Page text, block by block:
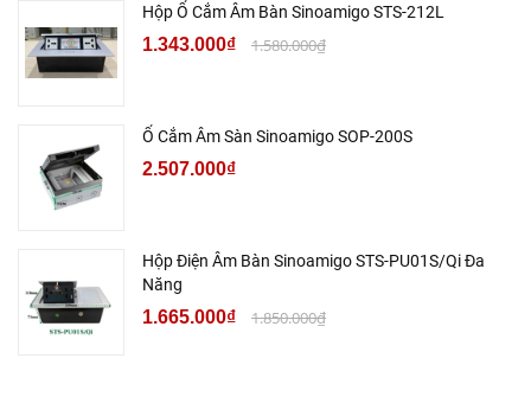
Hộp Ổ Cắm Âm Bàn Sinoamigo STS-212L
1.343.000₫ 1.580.000₫
Ổ Cắm Âm Sàn Sinoamigo SOP-200S
2.507.000₫
Hộp Điện Âm Bàn Sinoamigo STS-PU01S/Qi Đa
Năng
1.665.000₫ 1.850.000₫